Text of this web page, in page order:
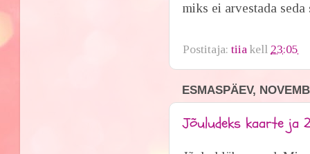
miks ei arvestada
Postitaja:tiia kell 23:05
ESMASPÄEV,
Jõuludeks kaarte ja